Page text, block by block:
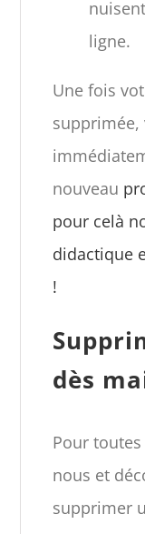
ligne.
Une fois
supprimée,
nouveau
pour celà
didactique
!
dès
Pour
nous et
supprimer